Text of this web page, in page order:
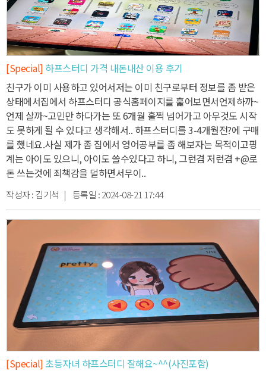
[Special] 하프스터디 가격 내돈내산 이용 후기
친구가 이미 사용하고 있어서저는 이미 친구로부터 정보를 좀 받은
상태에서집에서 하프스터디 공식홈페이지를 훑어보면서언제하까~
언제 살까~고민만 하다가는 또 6개월 훌쩍 넘어가고 아무것도 시작
도 못하게 될 수 있다고 생각해서.. 하프스터디를 3-4개월전?에 구매
를 했네요.사실 제가 좀 집에서 영어공부를 좀 해보자는 목적이고핑
계는 아이도 있으니, 아이도 쓸수있다고 하니, 그런겸 저런겸 +@로
돈 쓰는것에 죄책감을 덜하면서무이..
작성자 :김기석 | 등록일 :2024-08-21 17:44
[Special] 초등자녀 하프스터디 잘해요~^^(사진포함)